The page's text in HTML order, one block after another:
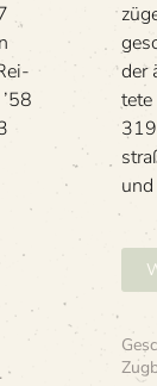
der
.